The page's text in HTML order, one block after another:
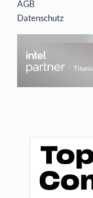
AGB
Datenschutz